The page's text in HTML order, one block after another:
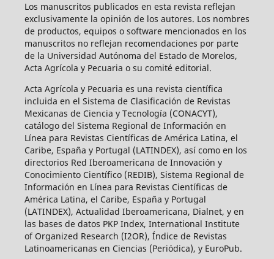
Los manuscritos publicados en esta revista reflejan
exclusivamente la opinión de los autores. Los nombres
de productos, equipos o software mencionados en los
manuscritos no reflejan recomendaciones por parte
de la Universidad Autónoma del Estado de Morelos,
Acta Agrícola y Pecuaria o su comité editorial.
Acta Agrícola y Pecuaria es una revista científica
incluida en el Sistema de Clasificación de Revistas
Mexicanas de Ciencia y Tecnología (CONACYT),
catálogo del Sistema Regional de Información en
Línea para Revistas Científicas de América Latina, el
Caribe, España y Portugal (LATINDEX), así como en los
directorios Red Iberoamericana de Innovación y
Conocimiento Científico (REDIB), Sistema Regional de
Información en Línea para Revistas Científicas de
América Latina, el Caribe, España y Portugal
(LATINDEX), Actualidad Iberoamericana, Dialnet, y en
las bases de datos PKP Index, International Institute
of Organized Research (I2OR), Índice de Revistas
Latinoamericanas en Ciencias (Periódica), y EuroPub.